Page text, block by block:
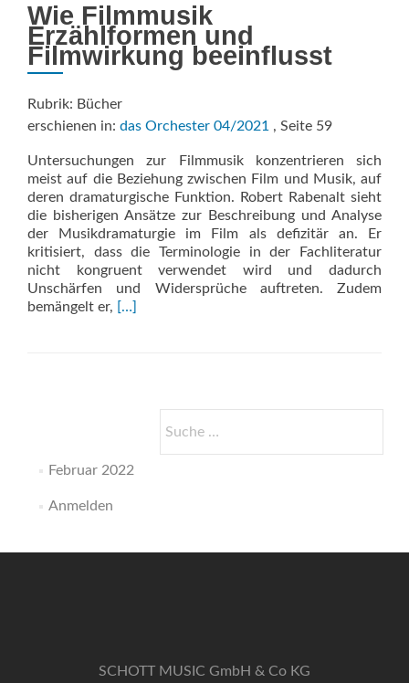
Wie Filmmusik
Erzählformen und
Filmwirkung beeinflusst
Rubrik: Bücher
erschienen in: das Orchester 04/2021 , Seite 59
Untersuchungen zur Filmmusik konzentrieren sich
meist auf die Beziehung zwischen Film und Musik, auf
deren dramaturgische Funktion. Robert Rabenalt sieht
die bisherigen Ansätze zur Beschreibung und Analyse
der Musikdramaturgie im Film als defizitär an. Er
kritisiert, dass die Terminologie in der Fachliteratur
nicht kongruent verwendet wird und dadurch
Unschärfen und Widersprüche auftreten. Zudem
bemängelt er, Read
[…]
nach:
Februar 2022
Anmelden
SCHOTT MUSIC GmbH & Co KG